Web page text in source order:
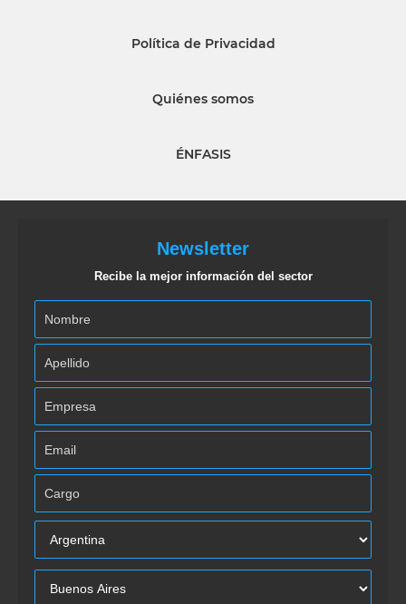
Política de Privacidad
Quiénes somos
ÉNFASIS
Newsletter
Recibe la mejor información del sector